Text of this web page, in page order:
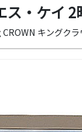
ス・ケイ
キングク